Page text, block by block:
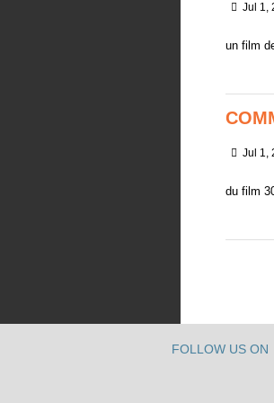
Jul 1,
un film
Jul 1,
du film
FOLLOW US ON